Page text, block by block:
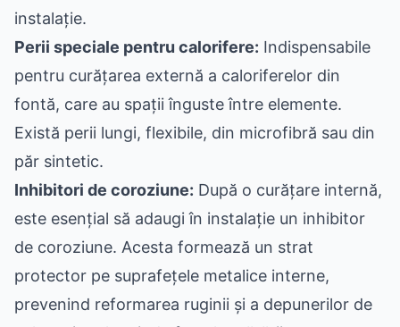
instalație.
Perii speciale pentru calorifere: Indispensabile
pentru curățarea externă a caloriferelor din
fontă, care au spații înguste între elemente.
Există perii lungi, flexibile, din microfibră sau din
păr sintetic.
Inhibitori de coroziune: După o curățare internă,
este esențial să adaugi în instalație un inhibitor
de coroziune. Acesta formează un strat
protector pe suprafețele metalice interne,
prevenind reformarea ruginii și a depunerilor de